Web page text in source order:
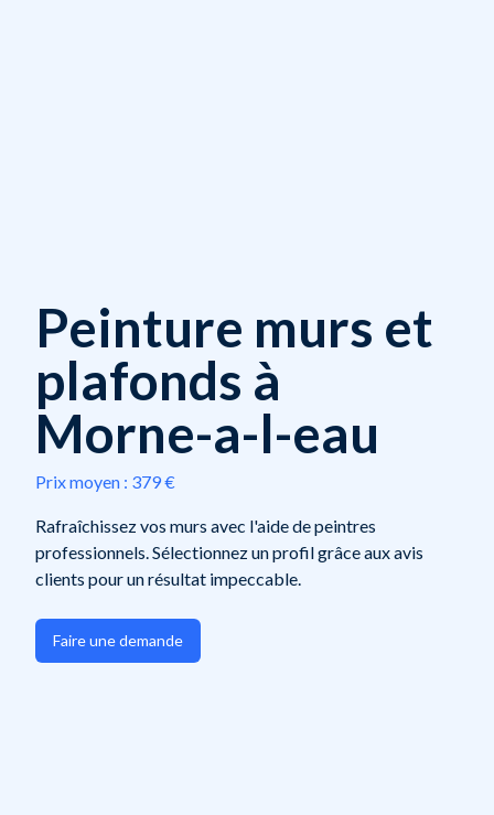
Peinture murs et
plafonds à
Morne-a-l-eau
Prix moyen : 379 €
Rafraîchissez vos murs avec l'aide de peintres
professionnels. Sélectionnez un profil grâce aux avis
clients pour un résultat impeccable.
Faire une demande